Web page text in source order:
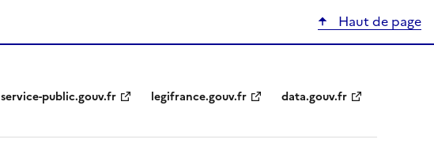
Haut de page
service-public.gouv.fr legifrance.gouv.fr data.gouv.fr